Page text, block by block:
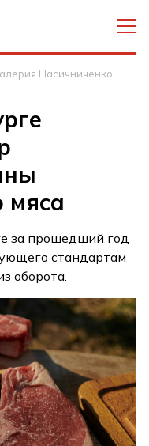
Пасичниченко
мяса
за прошедший год
стандартам
оборота.